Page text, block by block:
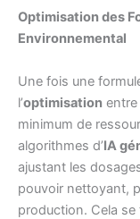
Optimisation des
Environnemental
Une fois une
l’optimisation entre
minimum de
algorithmes d’IA
ajustant les
pouvoir nettoyant,
production. Cela se